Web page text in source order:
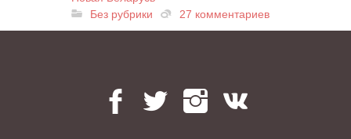
Без рубрики
27 комментариев